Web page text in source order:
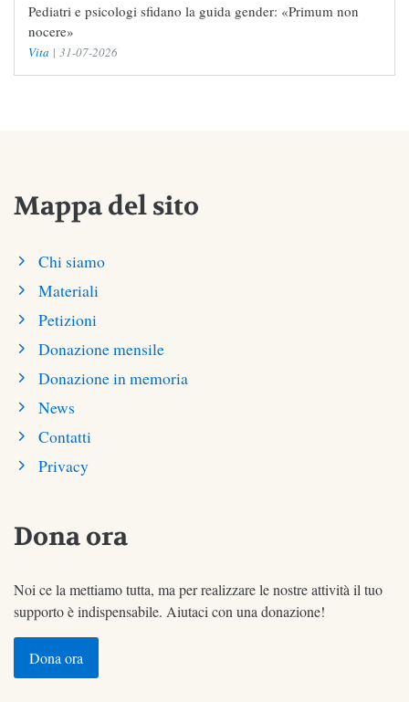
Pediatri e psicologi sfidano la guida gender: «Primum non
nocere»
Vita | 31-07-2026
Mappa del sito
Chi siamo
Materiali
Petizioni
Donazione mensile
Donazione in memoria
News
Contatti
Privacy
Dona ora
Noi ce la mettiamo tutta, ma per realizzare le nostre attività il tuo
supporto è indispensabile. Aiutaci con una donazione!
Dona ora